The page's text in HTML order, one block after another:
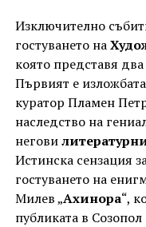
Изключително
гостуването на
която представя
Първият е изложбата
куратор Пламен
наследство на
негови
Истинска сензация
гостуването на
Милев „Ахинора“,
публиката в